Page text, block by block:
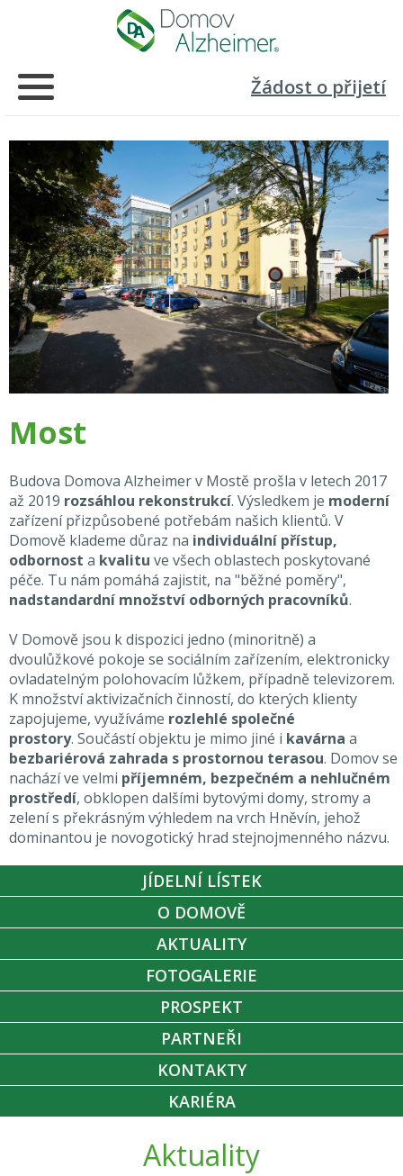
Žádost o přijetí
Most
Budova Domova Alzheimer v Mostě prošla v letech 2017
až 2019 rozsáhlou rekonstrukcí. Výsledkem je moderní
zařízení přizpůsobené potřebám našich klientů. V
Domově klademe důraz na individuální přístup,
odbornost a kvalitu ve všech oblastech poskytované
péče. Tu nám pomáhá zajistit, na "běžné poměry",
nadstandardní množství odborných pracovníků.
V Domově jsou k dispozici jedno (minoritně) a
dvoulůžkové pokoje se sociálním zařízením, elektronicky
ovladatelným polohovacím lůžkem, případně televizorem.
K množství aktivizačních činností, do kterých klienty
zapojujeme, využíváme rozlehlé společné
prostory. Součástí objektu je mimo jiné i kavárna a
bezbariérová zahrada s prostornou terasou. Domov se
nachází ve velmi příjemném, bezpečném a nehlučném
prostředí, obklopen dalšími bytovými domy, stromy a
zelení s překrásným výhledem na vrch Hněvín, jehož
dominantou je novogotický hrad stejnojmenného názvu.
JÍDELNÍ LÍSTEK
O DOMOVĚ
AKTUALITY
FOTOGALERIE
PROSPEKT
PARTNEŘI
KONTAKTY
KARIÉRA
Aktuality